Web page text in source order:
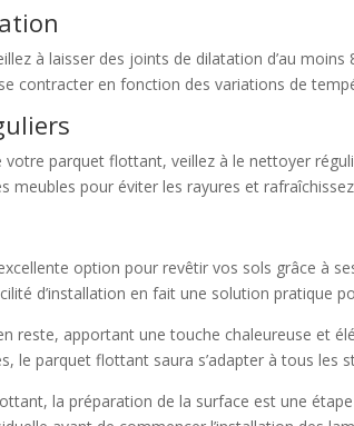
à laisser des joints de dilatation d’au
contracter en fonction des variations de
parquet flottant, veillez à le nettoyer
meubles pour éviter les rayures et
option pour revêtir vos sols grâce à
d’installation en fait une solution pratique
reste, apportant une touche chaleureuse et
le parquet flottant saura s’adapter à tous les
la préparation de la surface est une